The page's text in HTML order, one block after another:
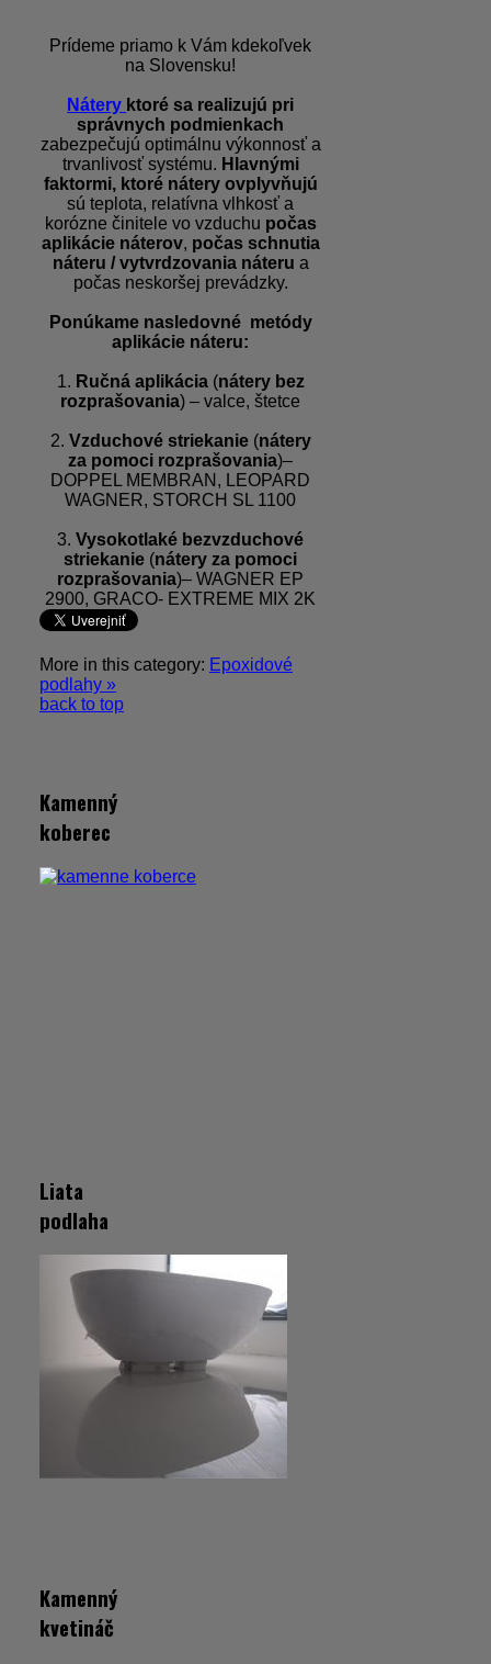
Prídeme priamo k Vám kdekoľvek
na Slovensku!
Nátery ktoré sa realizujú pri
správnych podmienkach
zabezpečujú optimálnu výkonnosť a
trvanlivosť systému. Hlavnými
faktormi, ktoré nátery ovplyvňujú
sú teplota, relatívna vlhkosť a
korózne činitele vo vzduchu počas
aplikácie náterov, počas schnutia
náteru / vytvrdzovania náteru a
počas neskoršej prevádzky.
Ponúkame nasledovné metódy
aplikácie náteru:
1. Ručná aplikácia (nátery bez
rozprašovania) – valce, štetce
2. Vzduchové striekanie(nátery
za pomoci rozprašovania)–
DOPPEL MEMBRAN, LEOPARD
WAGNER, STORCH SL 1100
3.Vysokotlaké bezvzduchové
striekanie (nátery za pomoci
rozprašovania)– WAGNER EP
2900, GRACO- EXTREME MIX 2K
More in this category: Epoxidové
podlahy »
back to top
Kamenný
koberec
Liata
podlaha
Kamenný
kvetináč